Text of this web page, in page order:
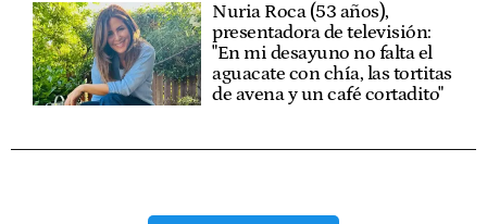
Nuria Roca (53 años),
presentadora de televisión:
"En mi desayuno no falta el
aguacate con chía, las tortitas
de avena y un café cortadito"